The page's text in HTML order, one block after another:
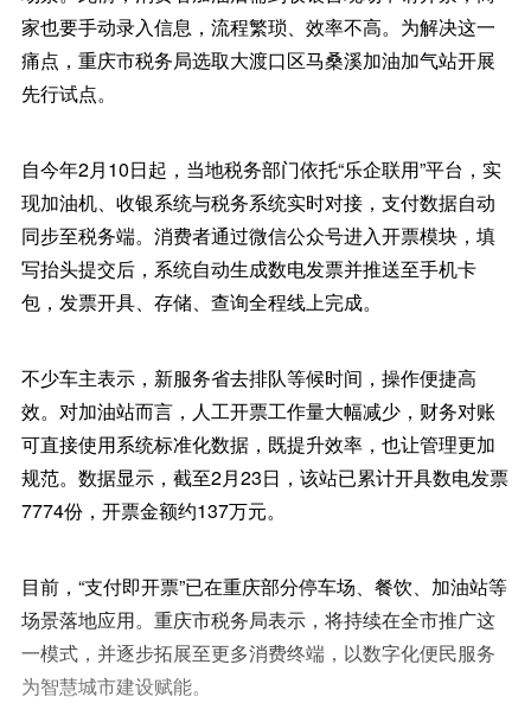
家也要手动录入信息，流程繁琐、效率不高。为解决这一
痛点，重庆市税务局选取大渡口区马桑溪加油加气站开展
先行试点。
自今年2月10日起，当地税务部门依托“乐企联用”平台，实
现加油机、收银系统与税务系统实时对接，支付数据自动
同步至税务端。消费者通过微信公众号进入开票模块，填
写抬头提交后，系统自动生成数电发票并推送至手机卡
包，发票开具、存储、查询全程线上完成。
不少车主表示，新服务省去排队等候时间，操作便捷高
效。对加油站而言，人工开票工作量大幅减少，财务对账
可直接使用系统标准化数据，既提升效率，也让管理更加
规范。数据显示，截至2月23日，该站已累计开具数电发票
7774份，开票金额约137万元。
目前，“支付即开票”已在重庆部分停车场、餐饮、加油站等
场景落地应用。重庆市税务局表示，将持续在全市推广这
一模式，并逐步拓展至更多消费终端，以数字化便民服务
为智慧城市建设赋能。